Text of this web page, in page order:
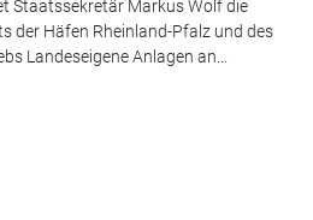
Staatssekretär Markus Wolf die
der Häfen Rheinland-Pfalz und des
Landeseigene Anlagen an...